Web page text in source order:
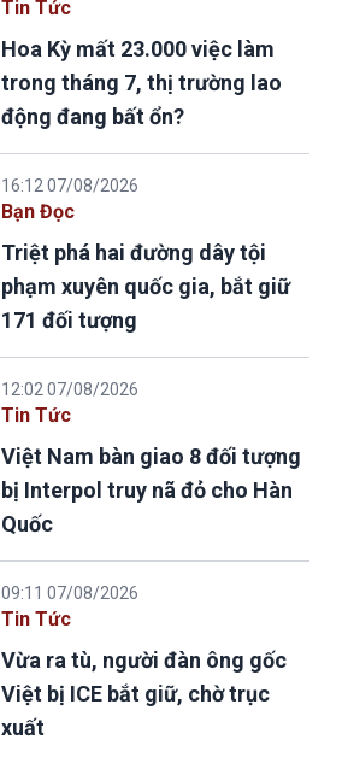
Tin Tức
Hoa Kỳ mất 23.000 việc làm
trong tháng 7, thị trường lao
động đang bất ổn?
16:12 07/08/2026
Bạn Đọc
Triệt phá hai đường dây tội
phạm xuyên quốc gia, bắt giữ
171 đối tượng
12:02 07/08/2026
Tin Tức
Việt Nam bàn giao 8 đối tượng
bị Interpol truy nã đỏ cho Hàn
Quốc
09:11 07/08/2026
Tin Tức
Vừa ra tù, người đàn ông gốc
Việt bị ICE bắt giữ, chờ trục
xuất